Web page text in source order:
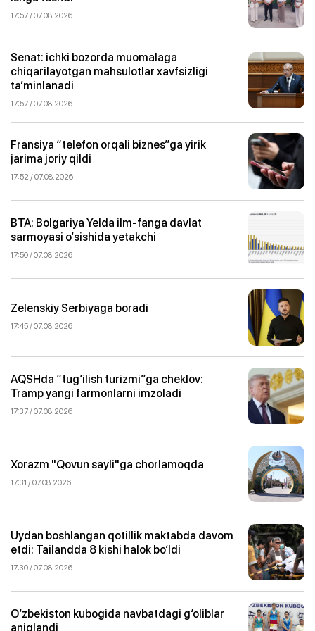
17:57 / 07.08.2026
Senat: ichki bozorda muomalaga
chiqarilayotgan mahsulotlar xavfsizligi
ta’minlanadi
17:57 / 07.08.2026
Fransiya “telefon orqali biznes”ga yirik
jarima joriy qildi
17:52 / 07.08.2026
BTA: Bolgariya YeIda ilm-fanga davlat
sarmoyasi o‘sishida yetakchi
17:50 / 07.08.2026
Zelenskiy Serbiyaga boradi
17:45 / 07.08.2026
AQSHda “tug‘ilish turizmi”ga cheklov:
Tramp yangi farmonlarni imzoladi
17:37 / 07.08.2026
Xorazm "Qovun sayli"ga chorlamoqda
17:31 / 07.08.2026
Uydan boshlangan qotillik maktabda davom
etdi: Tailandda 8 kishi halok bo‘ldi
17:30 / 07.08.2026
O‘zbekiston kubogida navbatdagi g‘oliblar
aniqlandi